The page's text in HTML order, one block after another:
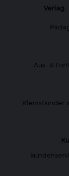
Verlag:
Aus- &
Kleinstkinder